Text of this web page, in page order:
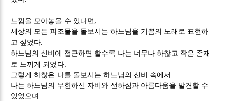
느낌을 모아놓을 수 있다면 ,
세상의 모든 피조물을 돌보시는 하느님을 기쁨의 노래로 표현하
고 싶었다.
하느님의 신비에 접근하면 할수록 나는 너무나 하찮고 작은 존재
로 느끼게 되었다.
그렇게 하찮은 나를 돌보시는 하느님의 신비 속에서
나는 하느님의 무한하신 자비와 선하심과 아름다움을 발견할 수
있었으며